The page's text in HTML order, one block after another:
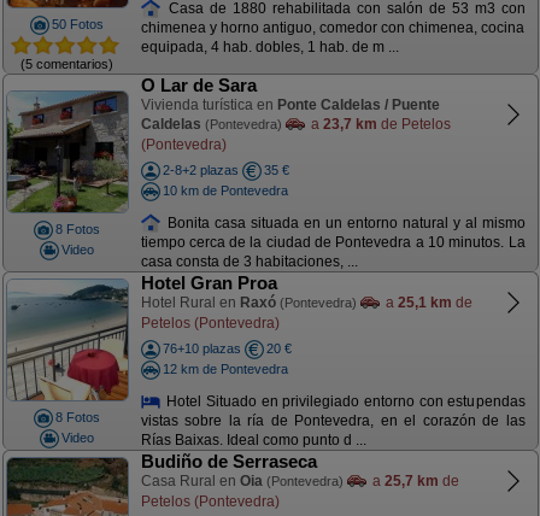
50 Fotos
(5 comentarios)
Casa de 1880 rehabilitada con salón de 53 m3 con
chimenea y horno antiguo, comedor con chimenea, cocina
equipada, 4 hab. dobles, 1 hab. de m ...
8 Fotos
Video
O Lar de Sara
Vivienda turística en Ponte Caldelas / Puente
Caldelas (Pontevedra) a 23,7 km de Petelos
(Pontevedra)
2-8+2 plazas
35 €
10 km de Pontevedra
Bonita casa situada en un entorno natural y al mismo
tiempo cerca de la ciudad de Pontevedra a 10 minutos. La
casa consta de 3 habitaciones, ...
8 Fotos
Video
Hotel Gran Proa
Hotel Rural en Raxó (Pontevedra) a 25,1 km de
Petelos (Pontevedra)
76+10 plazas
20 €
12 km de Pontevedra
Hotel Situado en privilegiado entorno con estupendas
vistas sobre la ría de Pontevedra, en el corazón de las
Rías Baixas. Ideal como punto d ...
Budiño de Serraseca
Casa Rural en Oia (Pontevedra) a 25,7 km de
Petelos (Pontevedra)